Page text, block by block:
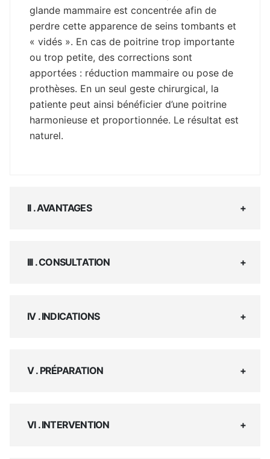
glande mammaire est concentrée afin de
perdre cette apparence de seins tombants et
« vidés ». En cas de poitrine trop importante
ou trop petite, des corrections sont
apportées : réduction mammaire ou pose de
prothèses. En un seul geste chirurgical, la
patiente peut ainsi bénéficier d’une poitrine
harmonieuse et proportionnée. Le résultat est
naturel.
II . AVANTAGES
III . CONSULTATION
IV . INDICATIONS
V . PRÉPARATION
VI . INTERVENTION